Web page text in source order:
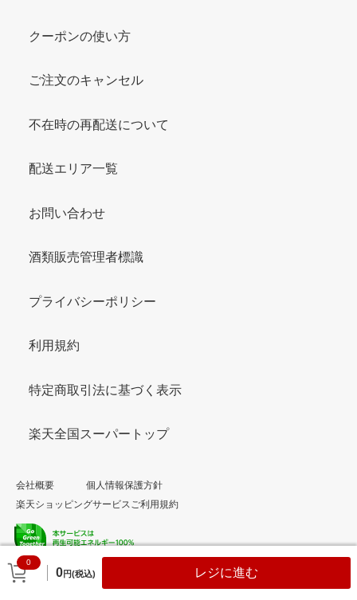
0
0円(税込) レジに進む
クーポンの使い方
ご注文のキャンセル
不在時の再配送について
配送エリア一覧
お問い合わせ
酒類販売管理者標識
プライバシーポリシー
利用規約
特定商取引法に基づく表示
楽天全国スーパートップ
会社概要
個人情報保護方針
楽天ショッピングサービスご利用規約
© Rakuten Group, Inc.